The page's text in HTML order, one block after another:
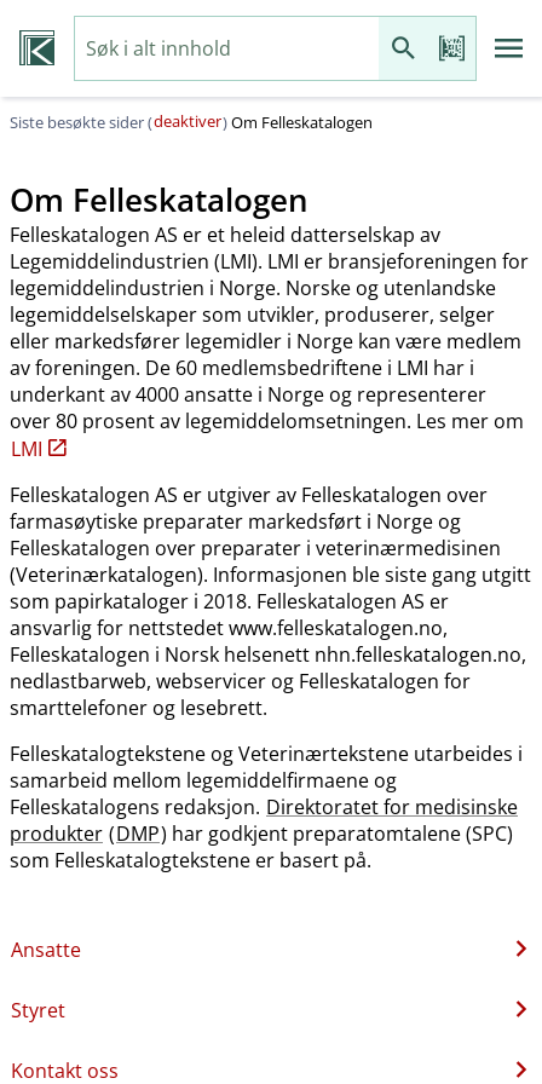
Siste besøkte sider (deaktiver)Om Felleskatalogen
Om Felleskatalogen
Felleskatalogen AS er et heleid datterselskap av
Legemiddelindustrien (LMI). LMI er bransjeforeningen for
legemiddelindustrien i Norge. Norske og utenlandske
legemiddelselskaper som utvikler, produserer, selger
eller markedsfører legemidler i Norge kan være medlem
av foreningen. De 60 medlemsbedriftene i LMI har i
underkant av 4000 ansatte i Norge og representerer
over 80 prosent av legemiddelomsetningen. Les mer om
LMI
Felleskatalogen AS er utgiver av Felleskatalogen over
farmasøytiske preparater markedsført i Norge og
Felleskatalogen over preparater i veterinærmedisinen
(Veterinærkatalogen). Informasjonen ble siste gang utgitt
som papirkataloger i 2018. Felleskatalogen AS er
ansvarlig for nettstedet www.felleskatalogen.no,
Felleskatalogen i Norsk helsenett nhn.felleskatalogen.no,
nedlastbarweb, webservicer og Felleskatalogen for
smarttelefoner og lesebrett.
Felleskatalogtekstene og Veterinærtekstene utarbeides i
samarbeid mellom legemiddelfirmaene og
Felleskatalogens redaksjon. Direktoratet for medisinske
produkter (DMP) har godkjent preparatomtalene (SPC)
som Felleskatalogtekstene er basert på.
Ansatte
Styret
Kontakt oss